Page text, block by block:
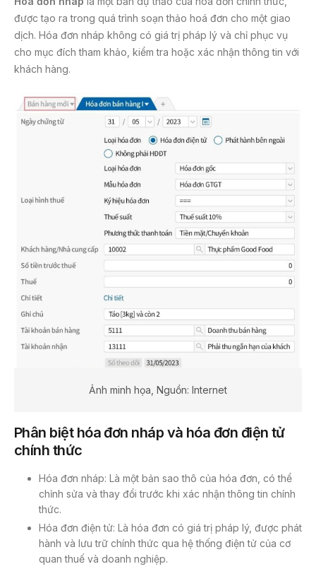
được tạo ra trong quá trình soạn thảo hoá đơn cho một giao
dịch. Hóa đơn nháp không có giá trị pháp lý và chỉ phục vụ
cho mục đích tham khảo, kiểm tra hoặc xác nhận thông tin với
khách hàng.
Ảnh minh họa, Nguồn: Internet
Phân biệt hóa đơn nháp và hóa đơn điện tử
chính thức
Hóa đơn nháp: Là một bản sao thô của hóa đơn, có thể
chỉnh sửa và thay đổi trước khi xác nhận thông tin chính
thức.
Hóa đơn điện tử: Là hóa đơn có giá trị pháp lý, được phát
hành và lưu trữ chính thức qua hệ thống điện tử của cơ
quan thuế và doanh nghiệp.